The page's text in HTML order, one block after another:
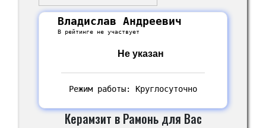
Владислав Андреевич
В рейтинге не участвует
Не указан
Режим работы: Круглосуточно
Керамзит в Рамонь для Вас